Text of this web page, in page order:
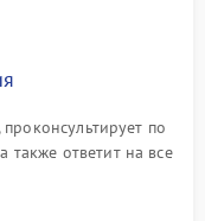
по
также ответит на все